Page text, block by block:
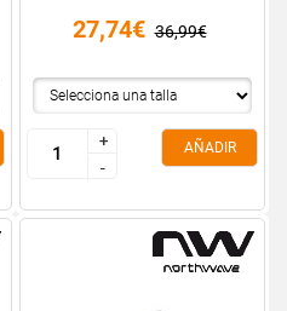
27,74€ 36,99€
+
-
+
-
AÑADIR